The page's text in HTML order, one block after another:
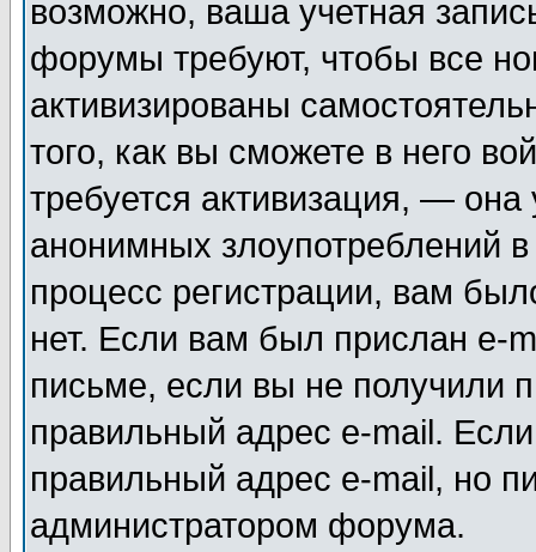
возможно, ваша учетная
форумы требуют, чтобы все
активизированы
того, как вы сможете в него
требуется активизация, —
анонимных злоупотреблений
процесс регистрации, вам
нет. Если вам был прислан e-
письме, если вы не получили
правильный адрес e-mail.
правильный адрес e-mail, но
администратором форума.